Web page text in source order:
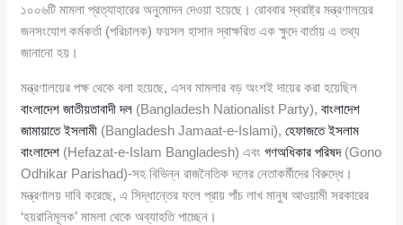
১০০৬টি মামলা প্রত্যাহারের অনুমোদন দেওয়া হয়েছে। রোববার স্বরাষ্ট্র মন্ত্রণালয়ের
জনসংযোগ কর্মকর্তা (পরিচালক) ফয়সল হাসান স্বাক্ষরিত এক ক্ষুদে বার্তায় এ তথ্য
জানানো হয়।
মন্ত্রণালয়ের পক্ষ থেকে বলা হয়েছে, এসব মামলার বড় অংশই দায়ের করা হয়েছিল
বাংলাদেশ জাতীয়তাবাদী দল (Bangladesh Nationalist Party),বাংলাদেশ
জামায়াতে ইসলামী (Bangladesh Jamaat-e-Islami),হেফাজতে ইসলাম
বাংলাদেশ (Hefazat-e-Islam Bangladesh) এবংগণঅধিকার পরিষদ(Gono
Odhikar Parishad)-সহ বিভিন্ন রাজনৈতিক দলের নেতাকর্মীদের বিরুদ্ধে।
মন্ত্রণালয় দাবি করেছে, এ সিদ্ধান্তের ফলে প্রায় পাঁচ লাখ মানুষ আওয়ামী সরকারের
‘হয়রানিমূলক’ মামলা থেকে অব্যাহতি পাচ্ছেন।